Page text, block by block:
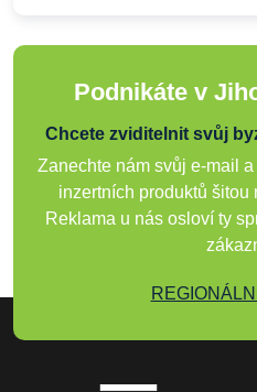
Podnikáte v
Chcete zviditelnit svůj
Zanechte nám svůj e-mail
inzertních produktů šitou
Reklama u nás osloví ty